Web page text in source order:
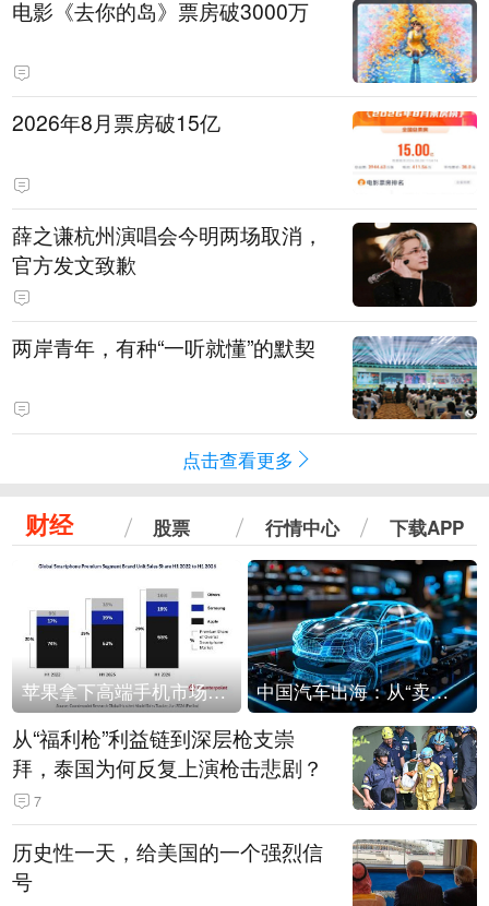
电影《去你的岛》票房破3000万
2026年8月票房破15亿
薛之谦杭州演唱会今明两场取消，
官方发文致歉
两岸青年，有种“一听就懂”的默契
点击查看更多
财经 股票 行情中心 下载APP
苹果拿下高端手机市场65%的份额：iPhone 17系列功不可没 中国汽车出海：从“卖出去”到“走进去”
从“福利枪”利益链到深层枪支崇
拜，泰国为何反复上演枪击悲剧？
7
历史性一天，给美国的一个强烈信
号